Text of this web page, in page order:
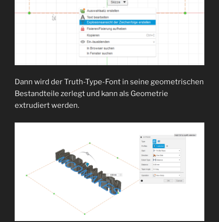
Dann wird der Truth-Type-Font in seine geometrischen
Bestandteile zerlegt und kann als Geometrie
extrudiert werden.